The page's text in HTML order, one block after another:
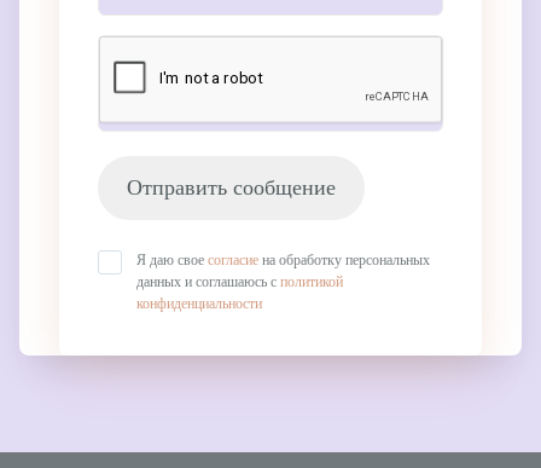
Отправить сообщение
Я даю свое согласие на обработку персональных
данных и соглашаюсь с политикой
конфиденциальности